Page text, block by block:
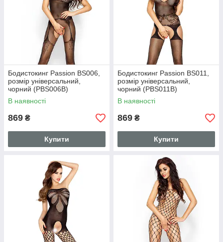
Бодистокинг Passion BS006,
розмір універсальний,
чорний (PBS006B)
В наявності
869 ₴
Купити
Бодистокинг Passion BS011,
розмір універсальний,
чорний (PBS011B)
В наявності
869 ₴
Купити